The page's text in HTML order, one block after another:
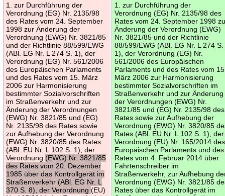
1. zur Durchführung der
Verordnung (EG) Nr. 2135/98
des Rates vom 24. September
1998 zur Änderung der
Verordnung (EWG) Nr. 3821/85
und der Richtlinie 88/599/EWG
(ABl. EG Nr. L 274 S. 1), der
Verordnung (EG) Nr. 561/2006
des Europäischen Parlaments
und des Rates vom 15. März
2006 zur Harmonisierung
bestimmter Sozialvorschriften
im Straßenverkehr und zur
Änderung der Verordnungen
(EWG) Nr. 3821/85 und (EG)
Nr. 2135/98 des Rates sowie
zur Aufhebung der Verordnung
(EWG) Nr. 3820/85 des Rates
(ABl. EU Nr. L 102 S. 1), der
Verordnung (EWG) Nr. 3821/85
des Rates vom 20. Dezember
1985 über das Kontrollgerät im
Straßenverkehr (ABl. EG Nr. L
370 S. 8), der Verordnung(EU)
1. zur Durchführung der
Verordnung (EG) Nr. 2135/98 des
Rates vom 24. September 1998
Änderung der Verordnung (EWG)
Nr. 3821/85 und der Richtlinie
88/599/EWG (ABl. EG Nr. L 274 S.
1), der Verordnung (EG) Nr.
561/2006 des Europäischen
Parlaments und des Rates vom
März 2006 zur Harmonisierung
bestimmter Sozialvorschriften im
Straßenverkehr und zur Änderung
der Verordnungen (EWG) Nr.
3821/85 und (EG) Nr. 2135/98 des
Rates sowie zur Aufhebung der
Verordnung (EWG) Nr. 3820/85
Rates (ABl. EU Nr. L 102 S. 1), der
Verordnung (EU) Nr. 165/2014 des
Europäischen Parlaments und des
Rates vom 4. Februar 2014 über
Fahrtenschreiber im
Straßenverkehr, zur Aufhebung
Verordnung (EWG) Nr. 3821/85
Rates über das Kontrollgerät im